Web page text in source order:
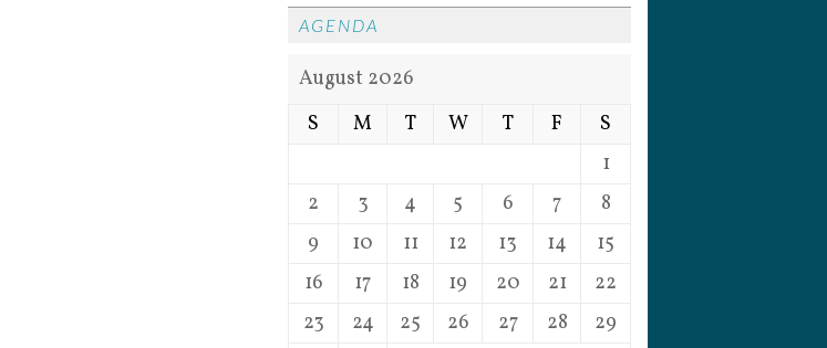
AGENDA
August 2026
S
M T W T F
S
1
2
3 4 5 6 7
8
9
10 11 12 13 14
15
16
17 18 19 20 21
22
23
24 25 26 27 28
29